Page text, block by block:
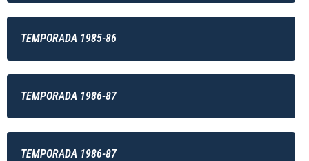
TEMPORADA 1985-86
TEMPORADA 1986-87
TEMPORADA 1986-87